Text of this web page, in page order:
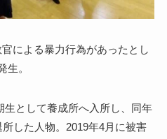
による暴力行為があったとし
生。
生として養成所へ入所し、同年
した人物。2019年4月に被害